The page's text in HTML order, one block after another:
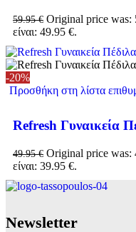
59.95€ Original price was:
είναι: 49.95 €.
-20%
Προσθήκη στη λίστα
Refresh Γυναικεία
49.95€ Original price was:
είναι: 39.95 €.
Νewsletter